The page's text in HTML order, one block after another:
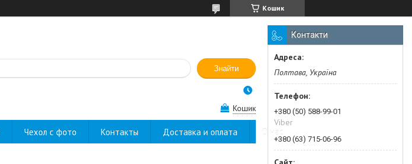
Кошик
Знайти
Кошик
Чехол с фото Контакты Доставка и оплата О нас
Контакти
Полтава, Україна
+380 (50) 588-99-01
Viber
+380 (63) 715-06-96